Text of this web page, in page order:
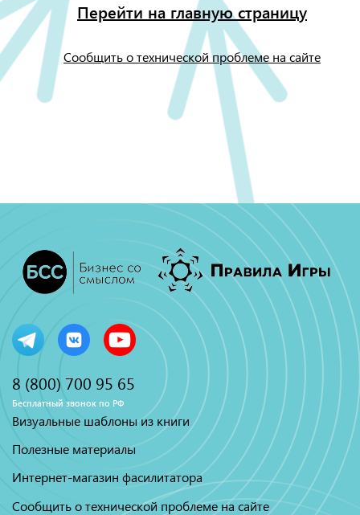
Перейти на главную страницу
Сообщить о технической проблеме на сайте
8 (800) 700 95 65
Бесплатный звонок по РФ
Визуальные шаблоны из книги
Полезные материалы
Интернет-магазин фасилитатора
Сообщить о технической проблеме на сайте